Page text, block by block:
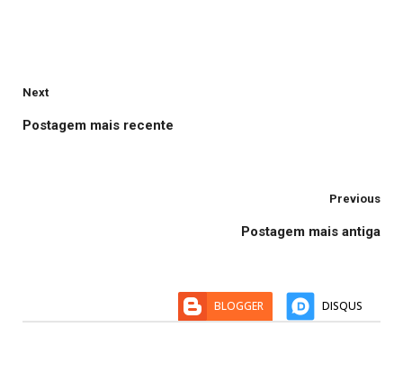
Next
Postagem mais recente
Previous
Postagem mais antiga
BLOGGER DISQUS